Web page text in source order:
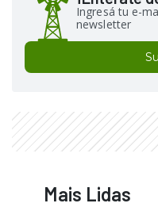
Ingresá tu e-
newsletter
Mais Lidas